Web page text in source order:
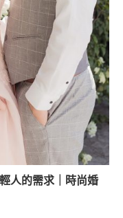
人的需求｜時尚婚